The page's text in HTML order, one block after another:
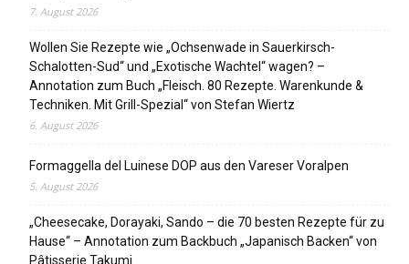
7. August 2026
Wollen Sie Rezepte wie „Ochsenwade in Sauerkirsch-
Schalotten-Sud“ und „Exotische Wachtel“ wagen? –
Annotation zum Buch „Fleisch. 80 Rezepte. Warenkunde &
Techniken. Mit Grill-Spezial“ von Stefan Wiertz
6. August 2026
Formaggella del Luinese DOP aus den Vareser Voralpen
5. August 2026
„Cheesecake, Dorayaki, Sando – die 70 besten Rezepte für zu
Hause“ – Annotation zum Backbuch „Japanisch Backen“ von
Pâtisserie Takumi